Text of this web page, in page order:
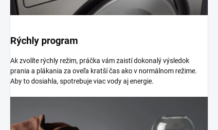
Rýchly program
Ak zvolíte rýchly režim, práčka vám zaistí dokonalý výsledok
prania a plákania za oveľa kratší čas ako v normálnom režime.
Aby to dosiahla, spotrebuje viac vody aj energie.